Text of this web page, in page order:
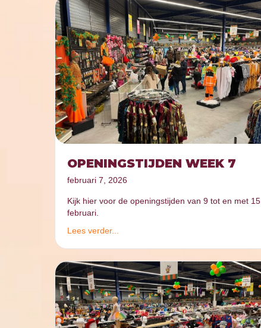
OPENINGSTIJDEN WEEK 7
februari 7, 2026
Kijk hier voor de openingstijden van 9 tot en met 15
februari.
Lees verder...